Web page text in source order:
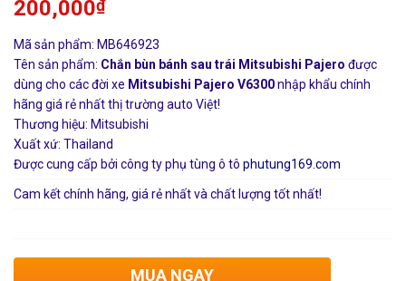
200,000₫
Mã sản phẩm: MB646923
Tên sản phẩm: Chắn bùn bánh sau trái Mitsubishi Pajero được
dùng cho các đời xe Mitsubishi Pajero V6300nhập khẩu chính
hãng giá rẻ nhất thị trường auto Việt!
Thương hiệu: Mitsubishi
Xuất xứ: Thailand
Được cung cấp bởi công ty phụ tùng ô tô phutung169.com
Cam kết chính hãng, giá rẻ nhất và chất lượng tốt nhất!
MUA NGAY